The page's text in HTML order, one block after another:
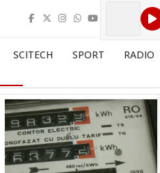
SCITECH SPORT RADIO